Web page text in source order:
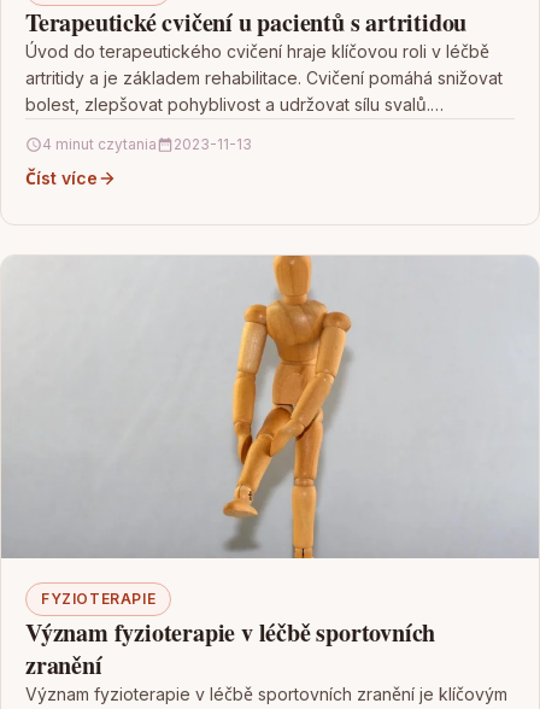
Terapeutické cvičení u pacientů s artritidou
Úvod do terapeutického cvičení hraje klíčovou roli v léčbě
artritidy a je základem rehabilitace. Cvičení pomáhá snižovat
bolest, zlepšovat pohyblivost a udržovat sílu svalů.…
4 minut czytania 2023-11-13
Číst více
FYZIOTERAPIE
Význam fyzioterapie v léčbě sportovních
zranění
Význam fyzioterapie v léčbě sportovních zranění je klíčovým